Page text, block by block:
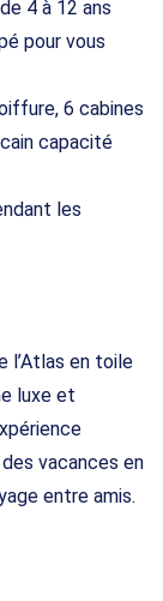
4 à 12 ans
pour vous
6 cabines
capacité
les
l’Atlas en toile
luxe et
vacances en
entre amis.